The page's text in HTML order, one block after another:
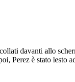
davanti allo
Perez è stato